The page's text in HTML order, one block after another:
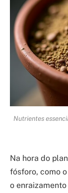
Nutrientes
Na hora do
fósforo, como o
o